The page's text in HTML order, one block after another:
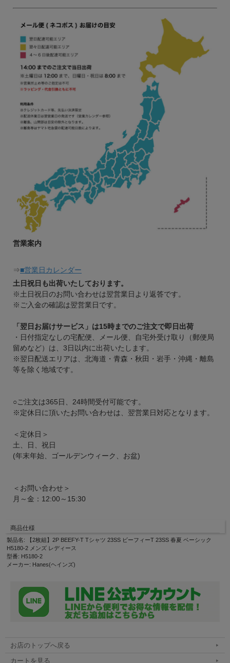
営業案内
⇒■営業日カレンダー
土日祝日も出荷いたしております。
※土日祝日のお問い合わせは翌営業日より返答です。
※ご入金の確認は翌営業日です。
「翌日お届けサービス」は15時までのご注文で即日出荷
・日付指定なしの宅配便、メール便、自宅外受け取り（郵便局
留めなど）は、3日以内に出荷いたします。
※翌日配送エリアは、北海道・青森・秋田・岩手・沖縄・離島
等を除く地域です。
○ご注文は365日、24時間受付可能です。
※定休日に頂いたお問い合わせは、翌営業日対応となります。
＜定休日＞
土、日、祝日
(年末年始、ゴールデンウィーク、お盆)
＜お問い合わせ＞
月～金：12:00～15:30
商品仕様
製品名: 【2枚組】2P BEEFY-T Tシャツ 23SS ビーフィーT 23SS 春夏 ベーシック
H5180-2 メンズ レディース
型番: H5180-2
メーカー: Hanes(ヘインズ)
お店のトップへ戻る
カートを見る